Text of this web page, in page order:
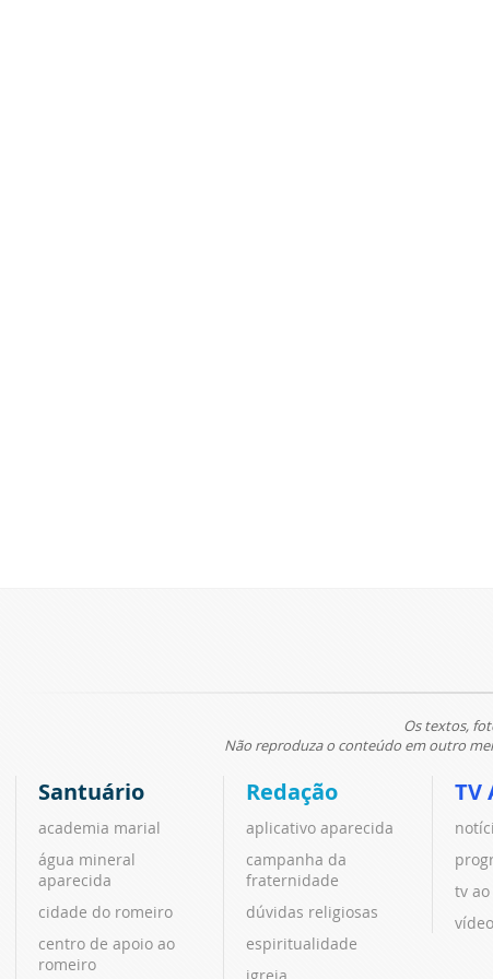
Os textos,
Não reproduza o conteúdo em outro
Santuário
academia marial
água mineral
aparecida
cidade do romeiro
centro de apoio ao
romeiro
Redação
aplicativo aparecida
campanha da
fraternidade
dúvidas religiosas
espiritualidade
igreja
TV
tv